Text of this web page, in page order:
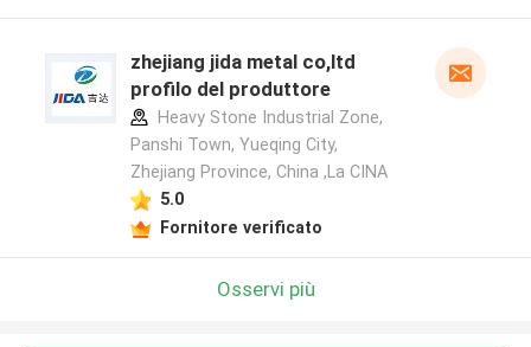
zhejiang jida metal co,ltd
profilo del produttore
Heavy Stone Industrial Zone,
Panshi Town, Yueqing City,
Zhejiang Province, China ,La CINA
5.0
Fornitore verificato
Osservi più